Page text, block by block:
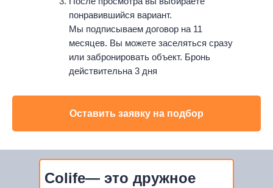
понравившийся вариант.
Мы подписываем договор на 11
месяцев. Вы можете заселяться сразу
или забронировать объект. Бронь
действительна 3 дня
Оставить заявку на подбор
Colife— это дружное